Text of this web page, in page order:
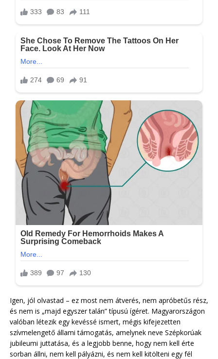
Igen, jól olvastad – ez most nem átverés, nem apróbetűs rész,
és nem is „majd egyszer talán” típusú ígéret. Magyarországon
valóban létezik egy kevéssé ismert, mégis kifejezetten
szívmelengető állami támogatás, amelynek neve Szépkorúak
jubileumi juttatása, és a legjobb benne, hogy nem kell érte
sorban állni, nem kell pályázni, és nem kell kitölteni egy fél